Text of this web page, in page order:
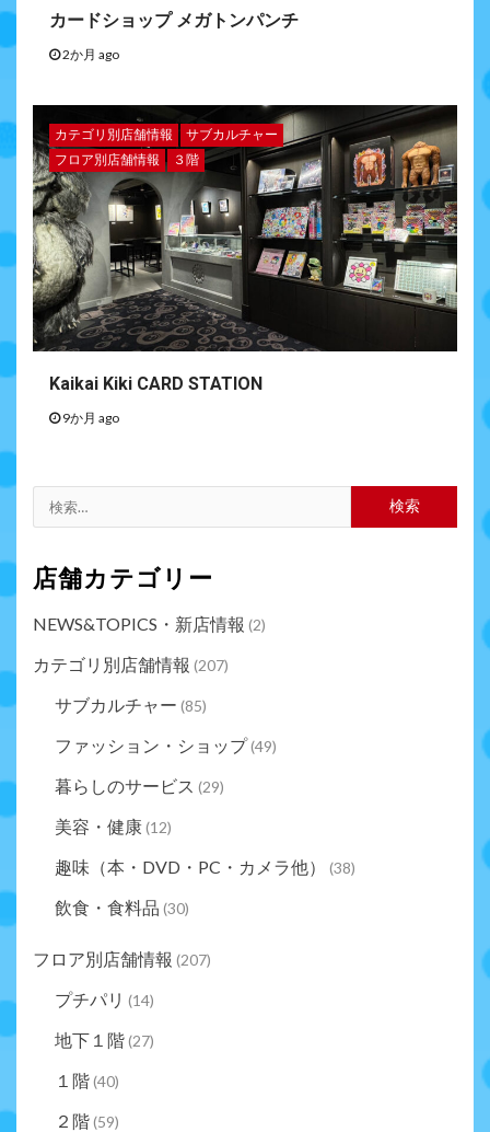
カードショップ メガトンパンチ
2か月 ago
カテゴリ別店舗情報
サブカルチャー
フロア別店舗情報
３階
Kaikai Kiki CARD STATION
9か月 ago
店舗カテゴリー
NEWS&TOPICS・新店情報 (2)
カテゴリ別店舗情報 (207)
サブカルチャー (85)
ファッション・ショップ(49)
暮らしのサービス (29)
美容・健康(12)
趣味（本・DVD・PC・カメラ他） (38)
飲食・食料品 (30)
フロア別店舗情報 (207)
プチパリ (14)
地下１階(27)
１階(40)
２階(59)